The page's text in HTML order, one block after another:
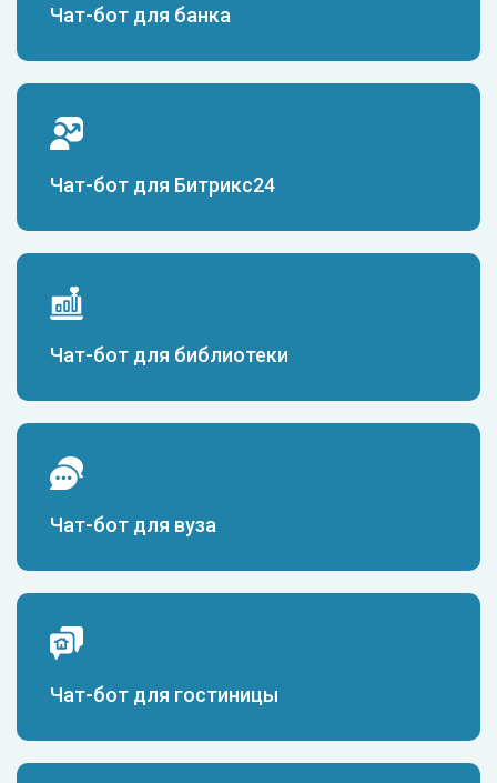
Чат-бот для банка
Чат-бот для Битрикс24
Чат-бот для библиотеки
Чат-бот для вуза
Чат-бот для гостиницы